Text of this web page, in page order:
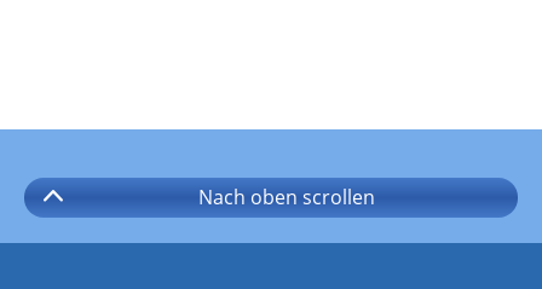
Nach oben scrollen